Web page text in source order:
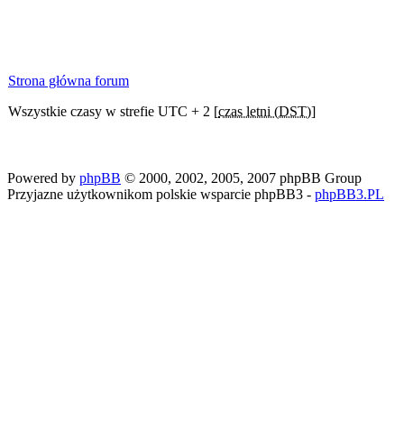
Strona główna forum
Wszystkie czasy w strefie UTC + 2 [czas letni (DST)]
Powered by phpBB © 2000, 2002, 2005, 2007 phpBB Group
Przyjazne użytkownikom polskie wsparcie phpBB3 - phpBB3.PL